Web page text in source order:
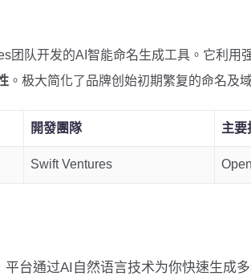
团队开发的AI智能命名生成工具。它利
。极大简化了品牌创始初期繁复的命名及
開發團隊 主要
Swift Ventures
平台通过AI自然语言技术为你快速生成